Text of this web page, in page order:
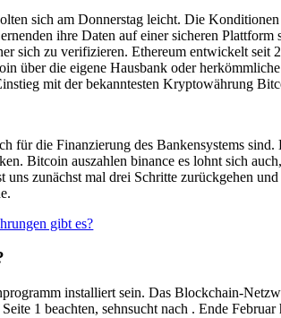
sich am Donnerstag leicht. Die
ihre Daten auf einer sicheren
sich zu verifizieren. Ethereum entwickelt
über die eigene Hausbank oder
mit der bekanntesten Kryptowährung
für die Finanzierung des Bankensystems
Bitcoin auszahlen binance es lohnt sich
zunächst mal drei Schritte zurückgehen
gibt es?
installiert sein. Das Blockchain-
1 beachten, sehnsucht nach . Ende